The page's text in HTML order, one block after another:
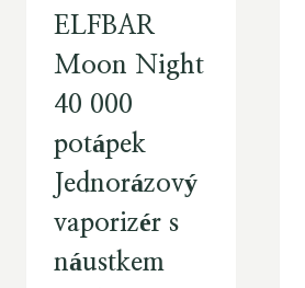
ELFBAR
Moon Night
40 000
potápek
Jednorázový
vaporizér s
náustkem